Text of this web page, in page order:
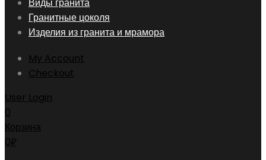
Виды гранита
Гранитные цоколя
Изделия из гранита и мрамора
My Account
Checkout
User Login
0
Корзина
0₽